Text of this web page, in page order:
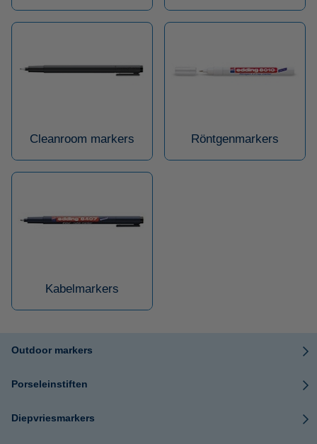
Cleanroom markers Röntgenmarkers
Kabelmarkers
Outdoor markers
Porseleinstiften
Diepvriesmarkers